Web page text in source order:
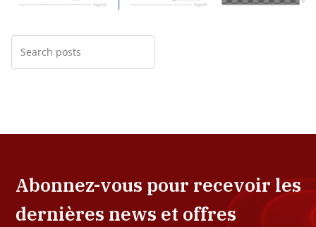
Abonnez-vous pour recevoir les
dernières news et offres